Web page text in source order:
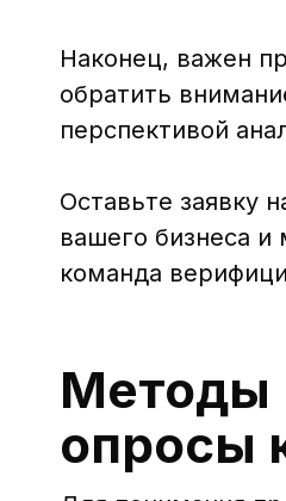
Наконец, важен
обратить
перспективой
Оставьте заявку
вашего бизнеса
команда
Методы
опросы